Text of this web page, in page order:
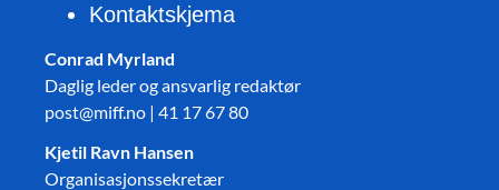
Kontaktskjema
Conrad Myrland
Daglig leder og ansvarlig redaktør
post@miff.no | 41 17 67 80
Kjetil Ravn Hansen
Organisasjonssekretær